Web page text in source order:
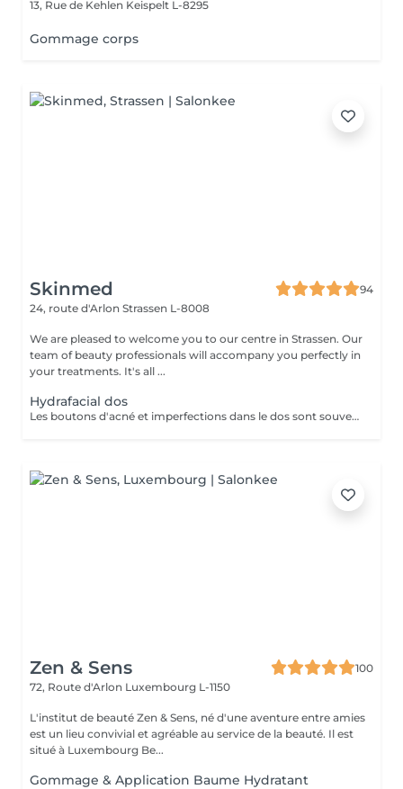
13, Rue de Kehlen Keispelt L-8295
Gommage corps
Skinmed
94
24, route d'Arlon Strassen L-8008
We are pleased to welcome you to our centre in Strassen. Our
team of beauty professionals will accompany you perfectly in
your treatments. It's all ...
Hydrafacial dos
Les boutons d'acné et imperfections dans le dos sont souvent présents chez les adolescents, jeunes adultes ou encore chez les personnes présentant des problèmes hormonaux. Leur apparition s'explique par le même phénomène que les imperfections du visage : une accumulation de sébum, peaux mortes, et une inflammation. HydraFacial est le seul traitement utilisant une technologie brevetée pour nettoyer, éliminer et hydrater. Les super sérums HydraFacial contiennent des ingrédients nutritifs pour une peau plus belle immédiatement. Le résultat : un nettoyage profond de la peau, une réhydratation, et une diminution des imperfections. Ce soin est composé d'un nettoyage, d'une exfoliation douce, d'une extraction et d'antioxydants.
Zen & Sens
100
72, Route d'Arlon Luxembourg L-1150
L'institut de beauté Zen & Sens, né d'une aventure entre amies
est un lieu convivial et agréable au service de la beauté. Il est
situé à Luxembourg Be...
Gommage & Application Baume Hydratant